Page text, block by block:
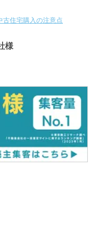
古住宅購入の注意点
様